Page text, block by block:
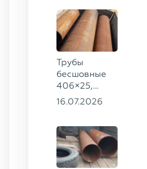
Трубы
бесшовные
406×25,
325×20,
09Г2С
16.07.2026